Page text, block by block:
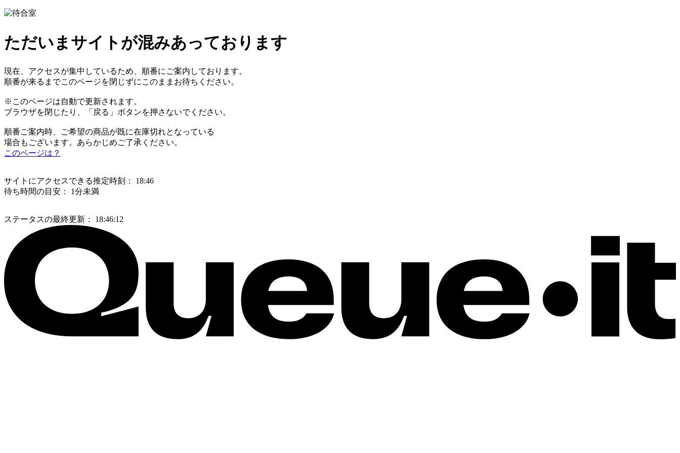
ただいまサイトが混みあっております
現在、アクセスが集中しているため、順番にご案内しております。
順番が来るまでこのページを閉じずにこのままお待ちください。
※このページは自動で更新されます。
ブラウザを閉じたり、「戻る」ボタンを押さないでください。
順番ご案内時、ご希望の商品が既に在庫切れとなっている
場合もございます。あらかじめご了承ください。
このページは？
サイトにアクセスできる推定時刻：
18:46
待ち時間の目安：
1分未満
ステータスの最終更新： 18:46:12